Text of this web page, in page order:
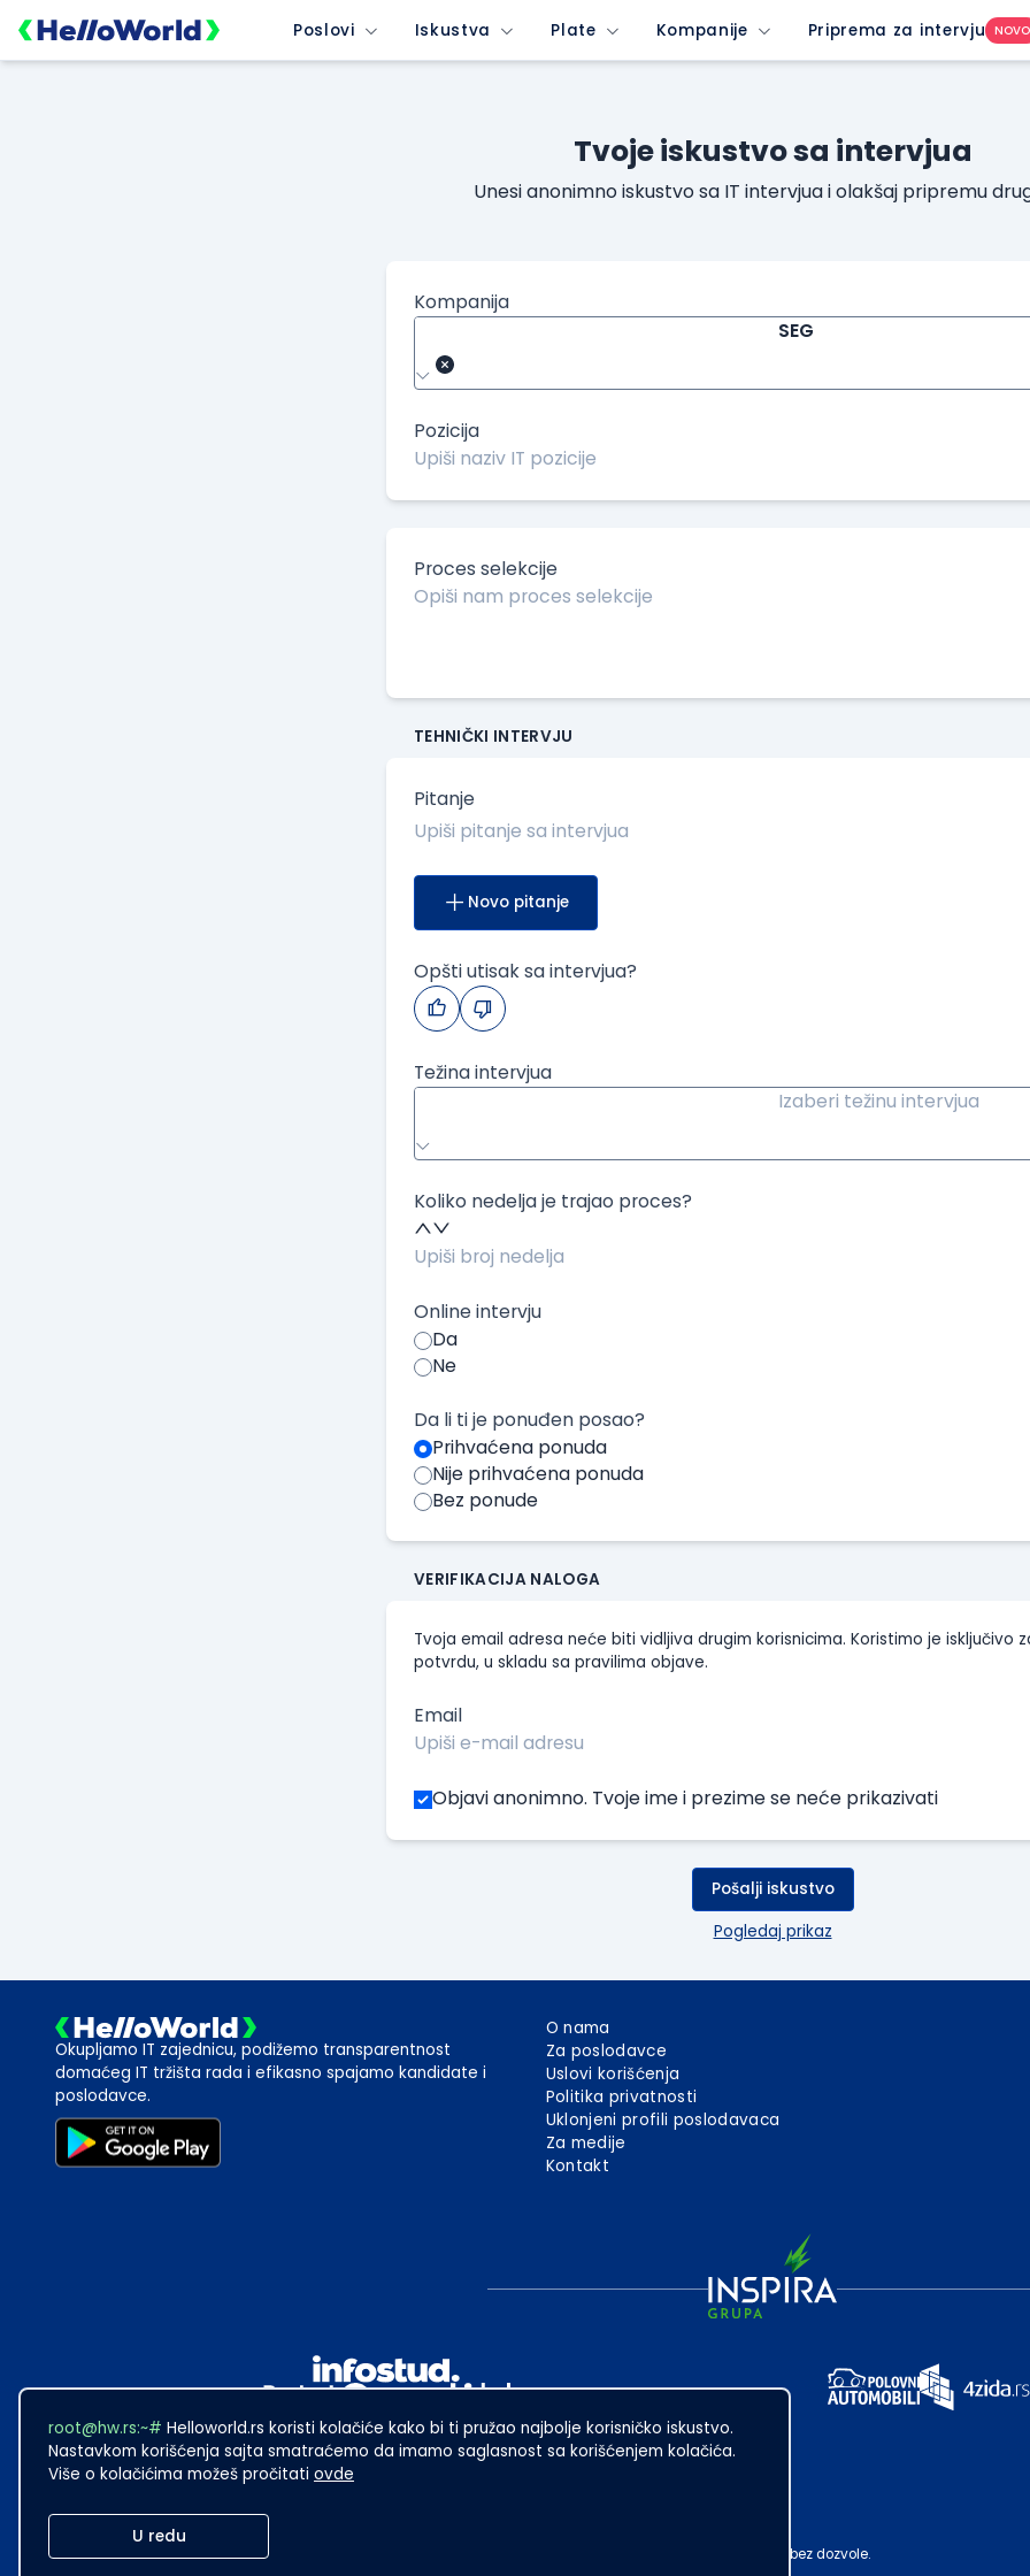
Poslovi Iskustva Plate Kompanije Priprema za intervju NOVO
Tvoje iskustvo sa intervjua
Unesi anonimno iskustvo sa IT intervjua i olakšaj pripremu
Kompanija
SEG
Pozicija
Proces selekcije
TEHNIČKI INTERVJU
Pitanje
Novo pitanje
Opšti utisak sa intervjua?
Težina intervjua
Izaberi težinu intervjua
Koliko nedelja je trajao proces?
Online intervju
Da
Ne
Da li ti je ponuđen posao?
Prihvaćena ponuda
Nije prihvaćena ponuda
Bez ponude
VERIFIKACIJA NALOGA
Tvoja email adresa neće biti vidljiva drugim korisnicima. Koristimo je isključivo
potvrdu, u skladu sa pravilima objave.
Email
Objavi anonimno. Tvoje ime i prezime se neće prikazivati
Pošalji iskustvo
Pogledaj prikaz
root@hw.rs:~# Helloworld.rs koristi kolačiće kako bi ti pružao najbolje korisničko iskustvo.
Nastavkom korišćenja sajta smatraćemo da imamo saglasnost sa korišćenjem kolačića.
Više o kolačićima možeš pročitati ovde
U redu
Okupljamo IT zajednicu, podižemo transparentnost
domaćeg IT tržišta rada i efikasno spajamo kandidate i
poslodavce.
O nama
Za poslodavce
Uslovi korišćenja
Politika privatnosti
Uklonjeni profili poslodavaca
Za medije
Kontakt
Made with
Sadržaj sajta Helloworld.rs je u vlasništvu Infostud rešenja d.o.o. Subotica. Zabranjeno je njegovo preuzimanje bez dozvole.